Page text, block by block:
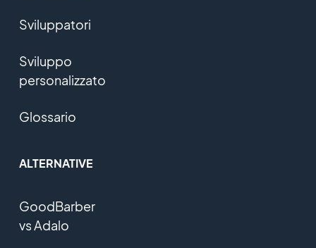
Sviluppatori
Sviluppo
personalizzato
Glossario
ALTERNATIVE
GoodBarber
vs Adalo